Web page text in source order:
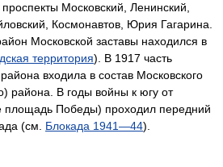
Московский, Ленинский,
Космонавтов, Юрия Гагарина.
Московской заставы находился в
территория). В 1917 часть
входила в состав Московского
района. В годы войны к югу от
площадь Победы) проходил передний
(см. Блокада 1941—44).